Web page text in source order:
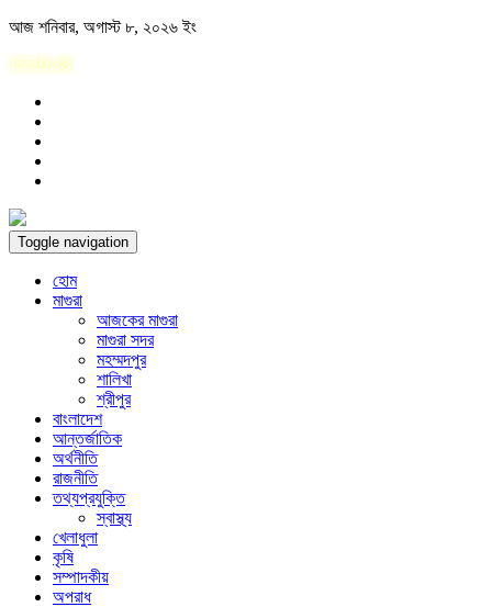
Skip
content
আজ শনিবার, অগাস্ট ৮, ২০২৬ ইং
15:19:18
Toggle navigation
হোম
মাগুরা
আজকের মাগুরা
মাগুরা সদর
মহম্মদপুর
শালিখা
শ্রীপুর
বাংলাদেশ
আন্তর্জাতিক
অর্থনীতি
রাজনীতি
তথ্যপ্রযুক্তি
স্বাস্থ্য
খেলাধুলা
কৃষি
সম্পাদকীয়
অপরাধ